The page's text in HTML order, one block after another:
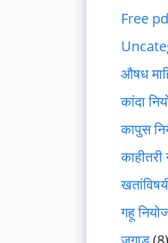
Free
औषध
कांदा
कापुस
काहीतरी
गहू